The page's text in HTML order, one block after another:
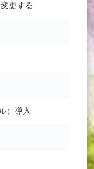
更する
） 導入